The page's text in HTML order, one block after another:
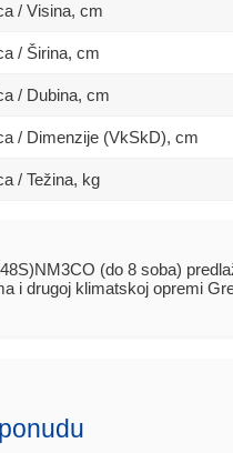
/ Visina, сm
/ Širina, сm
/ Dubina, сm
/ Dimenzije (VkSkD), сm
/ Težina, kg
(do 8 soba)
i drugoj klimatskoj opremi